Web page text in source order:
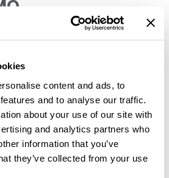
content and ads, to
and to analyse our traffic.
about your use of our site with
and analytics partners who
information that you’ve
they’ve collected from your use
dipende dal materiale e dallo
di taglio ad arco.
da utilizzare.
non corretti può ridurre la
del taglio.
far funzionare i pezzi
Se l'amperaggio è troppo basso, il
è troppo alto, la durata dell'ugello